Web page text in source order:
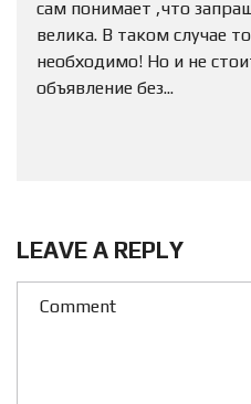
сам понимает ,что
велика. В таком случае
необходимо! Но и не
объявление без...
LEAVE A REPLY